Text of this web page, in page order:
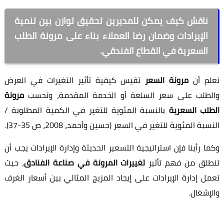
ناقش كيف يمكن للمديرين تحقيق توازن بين تنمية
الإيرادات وضمان رضا العملاء بناء على مرونة الطلب
السعرية في القطاع الفندقي.
نعلم أن مرونة السعر تقيس كيفية تأثير التغيرات في العرض
والطلب على سعر السلعة أو الخدمة المقدمة، وتحسب مرونة
الطلب السعرية بالنسبة المئوية للتغير في الكمية المطلوبة /
النسبة المئوية للتغير في السعر (حسين وأحمد، 2008، ص 35-37).
وكما رأينا فإن استراتيجية التسعير الحديثة وإدارة الإيرادات يجب أن
تنطلق من فهم تأثيرتغييرات المرونة في صناعة الفنادق، حيث
تعمل إدارة الإيرادات على إيجاد المزيج المثالي بين أسعار الغرف
والإشغال.